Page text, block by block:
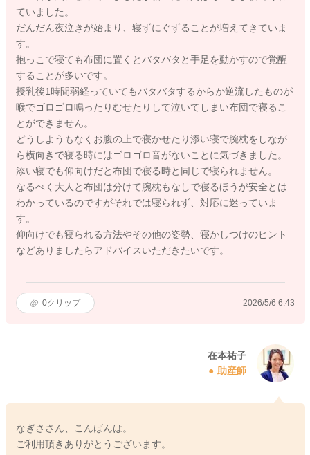
ていました。
だんだん夜泣きが始まり、寝ずにぐずることが増えてきていま
す。
抱っこで寝ても布団に置くとバタバタと手足を動かすので覚醒
することが多いです。
授乳後1時間弱経っていてもバタバタするからか逆流したものが
喉でゴロゴロ鳴ったりむせたりして泣いてしまい布団で寝るこ
とができません。
どうしようもなくお腹の上で寝かせたり添い寝で腕枕をしなが
ら横向きで寝る時にはゴロゴロ音がないことに気づきました。
添い寝でも仰向けだと布団で寝る時と同じで寝られません。
なるべく大人と布団は分けて腕枕もなしで寝るほうが安全とは
わかっているのですがそれでは寝られず、対応に迷っていま
す。
仰向けでも寝られる方法やその他の姿勢、寝かしつけのヒント
などありましたらアドバイスいただきたいです。
0クリップ 2026/5/6 6:43
在本祐子
助産師
なぎささん、こんばんは。
ご利用頂きありがとうございます。